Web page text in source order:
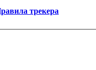
трекера